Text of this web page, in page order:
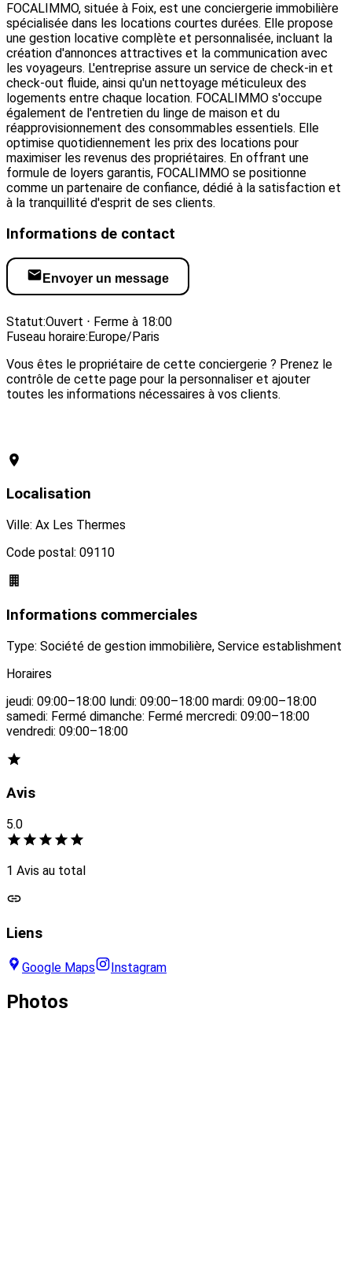
FOCALIMMO, située à Foix, est une conciergerie immobilière
spécialisée dans les locations courtes durées. Elle propose
une gestion locative complète et personnalisée, incluant la
création d'annonces attractives et la communication avec
les voyageurs. L'entreprise assure un service de check-in et
check-out fluide, ainsi qu'un nettoyage méticuleux des
logements entre chaque location. FOCALIMMO s'occupe
également de l'entretien du linge de maison et du
réapprovisionnement des consommables essentiels. Elle
optimise quotidiennement les prix des locations pour
maximiser les revenus des propriétaires. En offrant une
formule de loyers garantis, FOCALIMMO se positionne
comme un partenaire de confiance, dédié à la satisfaction et
à la tranquillité d'esprit de ses clients.
Informations de contact
Envoyer un message
Statut:Ouvert ⋅ Ferme à 18:00
Fuseau horaire:Europe/Paris
Vous êtes le propriétaire de cette conciergerie ? Prenez le
contrôle de cette page pour la personnaliser et ajouter
toutes les informations nécessaires à vos clients.
Localisation
Ville: Ax Les Thermes
Code postal: 09110
Informations commerciales
Type: Société de gestion immobilière, Service establishment
Horaires
jeudi: 09:00–18:00 lundi: 09:00–18:00 mardi: 09:00–18:00
samedi: Fermé dimanche: Fermé mercredi: 09:00–18:00
vendredi: 09:00–18:00
Avis
5.0
1 Avis au total
Liens
Google Maps Instagram
Photos